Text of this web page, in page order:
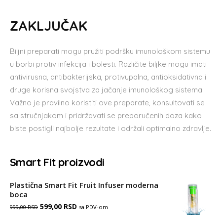
ZAKLJUČAK
Biljni preparati mogu pružiti podršku imunološkom sistemu
u borbi protiv infekcija i bolesti. Različite biljke mogu imati
antivirusna, antibakterijska, protivupalna, antioksidativna i
druge korisna svojstva za jačanje imunološkog sistema.
Važno je pravilno koristiti ove preparate, konsultovati se
sa stručnjakom i pridržavati se preporučenih doza kako
biste postigli najbolje rezultate i održali optimalno zdravlje.
Smart Fit proizvodi
Plastična Smart Fit Fruit Infuser moderna
boca
999,00RSD Оригинална
599,00 RSD Тренутна
sa PDV-om